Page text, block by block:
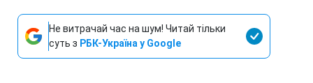
Не витрачай час на шум! Читай тільки
суть з РБК-Україна у Google